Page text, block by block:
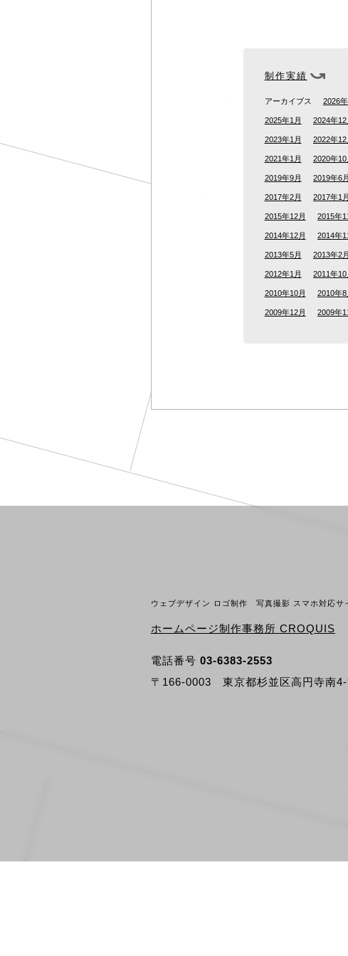
制作実績
アーカイブス 2026年
2025年1月 2024年12
2023年1月 2022年12
2021年1月 2020年10
2019年9月 2019年6月
2017年2月 2017年1月
2015年12月 2015年
2014年12月 2014年
2013年5月 2013年2月
2012年1月 2011年10
2010年10月 2010年8
2009年12月 2009年
ウェブデザイン ロゴ制作 写真撮影 スマホ対応サ
ホームページ制作事務所 CROQUIS
電話番号 03-6383-2553
〒166-0003 東京都杉並区高円寺南